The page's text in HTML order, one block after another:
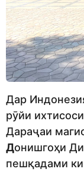
Дар
рӯйи
Дараҷаи
Донишгоҳи
пешқадами